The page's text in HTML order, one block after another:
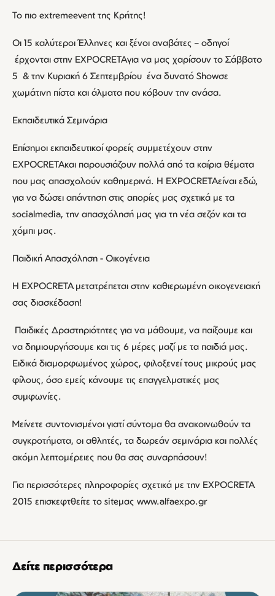
Το πιο extremeevent της Κρήτης!
Οι 15 καλύτεροι Έλληνες και ξένοι αναβάτες – οδηγοί
έρχονται στην EXPOCRETAγια να μας χαρίσουν το Σάββατο
5 & την Κυριακή 6 Σεπτεμβρίου ένα δυνατό Showσε
χωμάτινη πίστα και άλματα που κόβουν την ανάσα.
Εκπαιδευτικά Σεμινάρια
Επίσημοι εκπαιδευτικοί φορείς συμμετέχουν στην
EXPOCRETAκαι παρουσιάζουν πολλά από τα καίρια θέματα
που μας απασχολούν καθημερινά. Η EXPOCRETAείναι εδώ,
για να δώσει απάντηση στις απορίες μας σχετικά με τα
socialmedia, την απασχόλησή μας για τη νέα σεζόν και τα
χόμπι μας.
Παιδική Απασχόληση - Οικογένεια
Η EXPOCRETA μετατρέπεται στην καθιερωμένη οικογενειακή
σας διασκέδαση!
Παιδικές Δραστηριότητες για να μάθουμε, να παίξουμε και
να δημιουργήσουμε και τις 6 μέρες μαζί με τα παιδιά μας.
Ειδικά διαμορφωμένος χώρος, φιλοξενεί τους μικρούς μας
φίλους, όσο εμείς κάνουμε τις επαγγελματικές μας
συμφωνίες.
Μείνετε συντονισμένοι γιατί σύντομα θα ανακοινωθούν τα
συγκροτήματα, οι αθλητές, τα δωρεάν σεμινάρια και πολλές
ακόμη λεπτομέρειες που θα σας συναρπάσουν!
Για περισσότερες πληροφορίες σχετικά με την EXPOCRETA
2015 επισκεφτθείτε το siteμας www.alfaexpo.gr
Δείτε περισσότερα